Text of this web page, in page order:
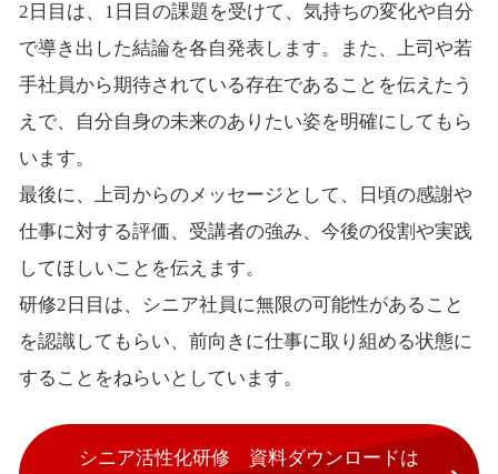
2日目は、1日目の課題を受けて、気持ちの変化や自分
で導き出した結論を各自発表します。また、上司や若
手社員から期待されている存在であることを伝えたう
えで、自分自身の未来のありたい姿を明確にしてもら
います。
最後に、上司からのメッセージとして、日頃の感謝や
仕事に対する評価、受講者の強み、今後の役割や実践
してほしいことを伝えます。
研修2日目は、シニア社員に無限の可能性があること
を認識してもらい、前向きに仕事に取り組める状態に
することをねらいとしています。
シニア活性化研修 資料ダウンロードは